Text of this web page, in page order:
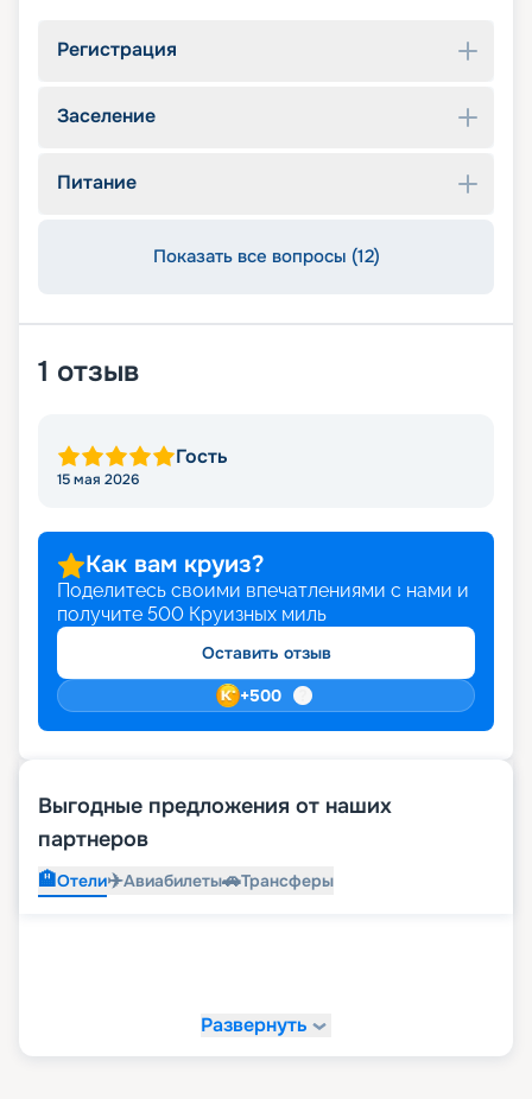
Регистрация
Заселение
Питание
Показать все вопросы (12)
1 отзыв
Гость
15 мая 2026
Как вам круиз?
Поделитесь своими впечатлениями с нами и
получите 500 Круизных миль
Оставить отзыв
+500
Выгодные предложения от наших
партнеров
🏨Отели✈️Авиабилеты🚗Трансферы
Развернуть